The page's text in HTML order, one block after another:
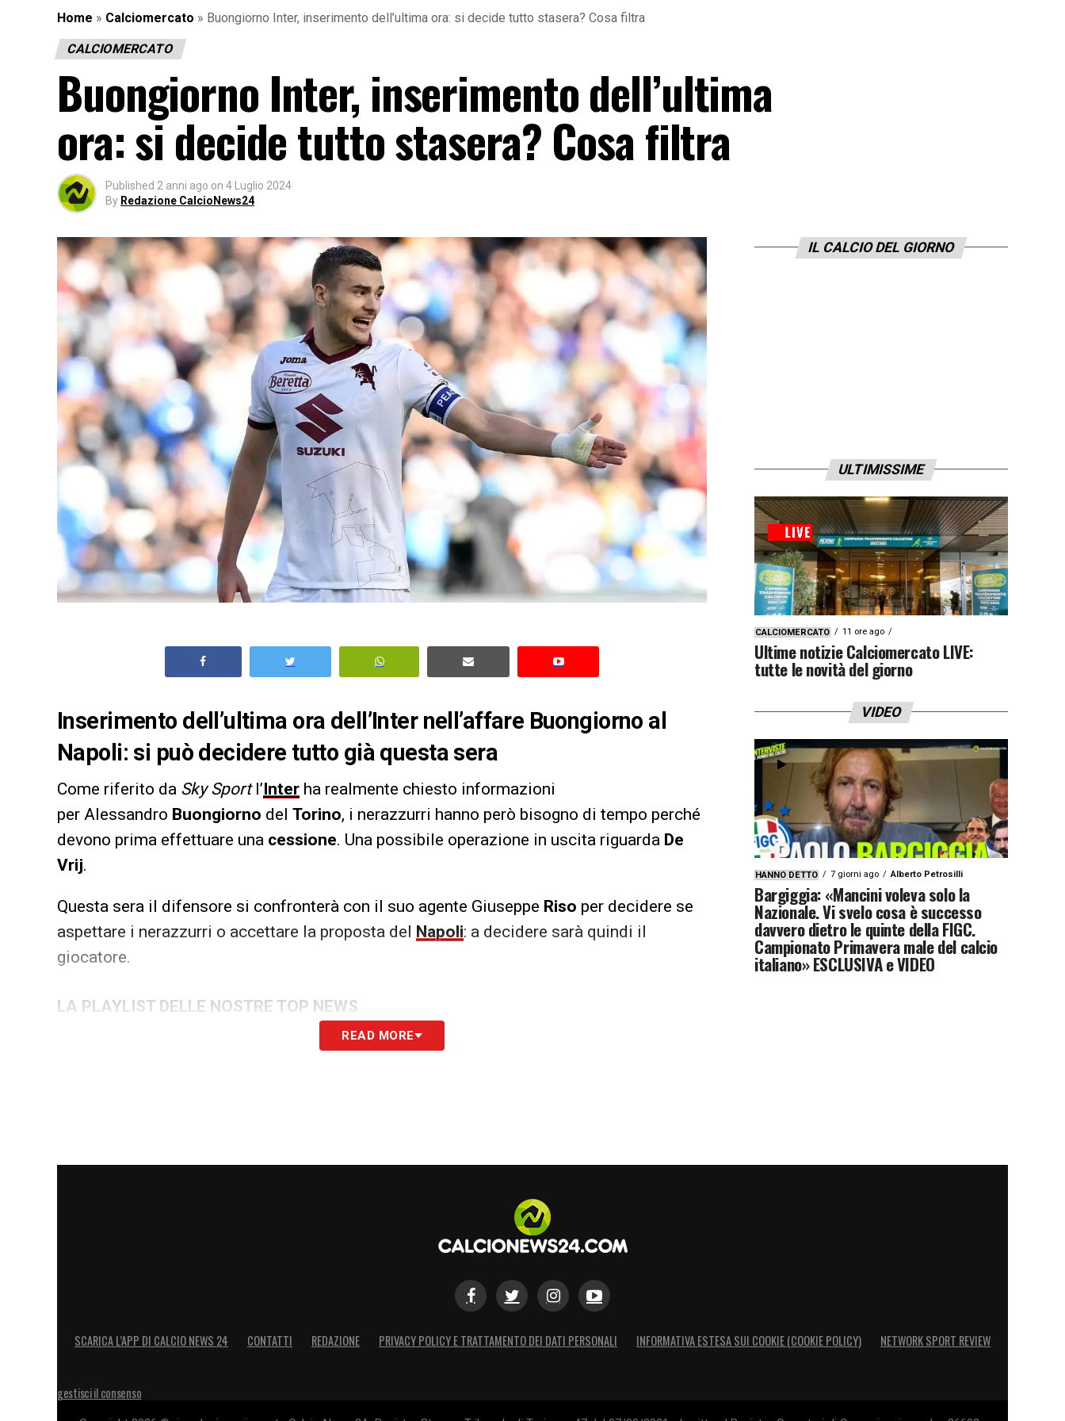
Home » Calciomercato » Buongiorno Inter, inserimento dell’ultima ora: si decide tutto stasera? Cosa filtra
CALCIOMERCATO
Buongiorno Inter, inserimento dell’ultima
ora: si decide tutto stasera? Cosa filtra
Published 2 anni ago on 4 Luglio 2024
By Redazione CalcioNews24
Inserimento dell’ultima ora dell’Inter nell’affare Buongiorno al
Napoli: si può decidere tutto già questa sera
Come riferito da Sky Sportl’Inter ha realmente chiesto informazioni
per Alessandro Buongiorno del Torino, i nerazzurri hanno però bisogno di tempo perché
devono prima effettuare una cessione. Una possibile operazione in uscita riguarda De
Vrij.
Questa sera il difensore si confronterà con il suo agente Giuseppe Riso per decidere se
aspettare i nerazzurri o accettare la proposta del Napoli: a decidere sarà quindi il
giocatore.
LA PLAYLIST DELLE NOSTRE TOP NEWS
READ MORE
IL CALCIO DEL GIORNO
ULTIMISSIME
CALCIOMERCATO 11 ore ago
Ultime notizie Calciomercato LIVE:
tutte le novità del giorno
VIDEO
HANNO DETTO 7 giorni ago Alberto Petrosilli
Bargiggia: «Mancini voleva solo la
Nazionale. Vi svelo cosa è successo
davvero dietro le quinte della FIGC.
Campionato Primavera male del calcio
italiano» ESCLUSIVA e VIDEO
SCARICA L’APP DI CALCIO NEWS 24 CONTATTI REDAZIONE PRIVACY POLICY E TRATTAMENTO DEI DATI PERSONALI INFORMATIVA ESTESA SUI COOKIE (COOKIE POLICY) NETWORK SPORT REVIEW
gestisci il consenso